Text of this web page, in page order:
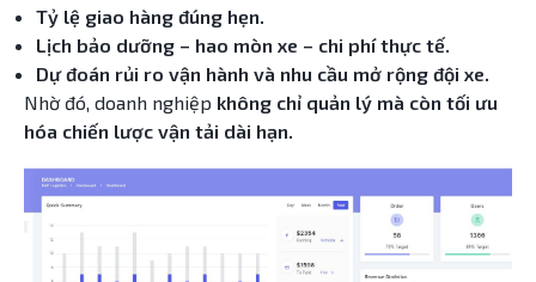
Tỷ lệ giao hàng đúng hẹn.
Lịch bảo dưỡng – hao mòn xe – chi phí thực tế.
Dự đoán rủi ro vận hành và nhu cầu mở rộng đội xe.
Nhờ đó, doanh nghiệp không chỉ quản lý mà còn tối ưu
hóa chiến lược vận tải dài hạn.